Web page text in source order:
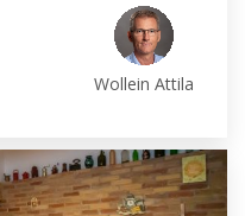
Wollein Attila